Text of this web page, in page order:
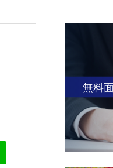
無料